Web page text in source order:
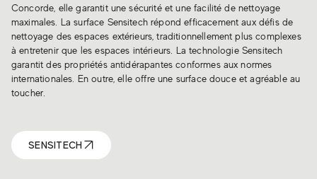
Concorde, elle garantit une sécurité et une facilité de nettoyage
maximales. La surface Sensitech répond efficacement aux défis de
nettoyage des espaces extérieurs, traditionnellement plus complexes
à entretenir que les espaces intérieurs. La technologie Sensitech
garantit des propriétés antidérapantes conformes aux normes
internationales. En outre, elle offre une surface douce et agréable au
toucher.
SENSITECH